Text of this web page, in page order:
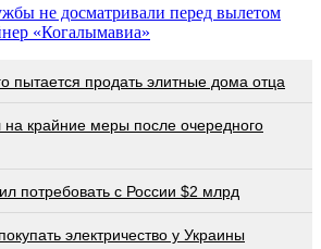
не досматривали перед вылетом
«Когалымавиа»
пытается продать элитные дома отца
крайние меры после очередного
потребовать c России $2 млрд
электричество у Украины